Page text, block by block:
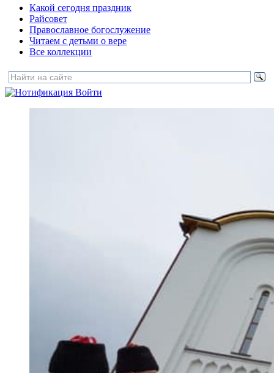
Какой сегодня праздник
Райсовет
Православное богослужение
Читаем с детьми о вере
Все коллекции
Войти